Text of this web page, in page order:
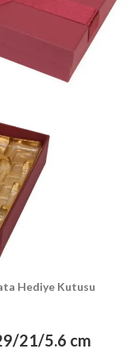
Hediye Kutusu
21/5.6 cm